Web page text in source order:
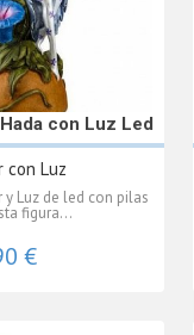
Hada con Luz Led
con Luz
Luz de led con pilas
figura...
€